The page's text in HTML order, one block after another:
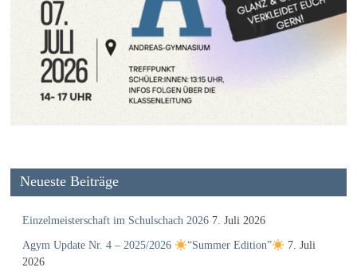
Neueste Beiträge
Einzelmeisterschaft im Schulschach 2026 7. Juli 2026
Agym Update Nr. 4 – 2025/2026 “Summer Edition”
7. Juli
2026